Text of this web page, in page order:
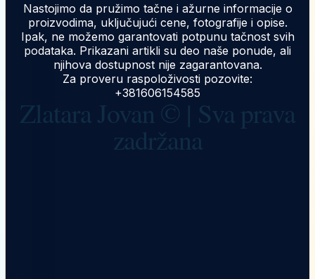
Nastojimo da pružimo tačne i ažurne informacije o
proizvodima, uključujući cene, fotografije i opise.
Ipak, ne možemo garantovati potpunu tačnost svih
podataka. Prikazani artikli su deo naše ponude, ali
njihova dostupnost nije zagarantovana.
Za proveru raspoloživosti pozovite:
+381606154585
Zlatara Jovan © | Sva prava
zadržana